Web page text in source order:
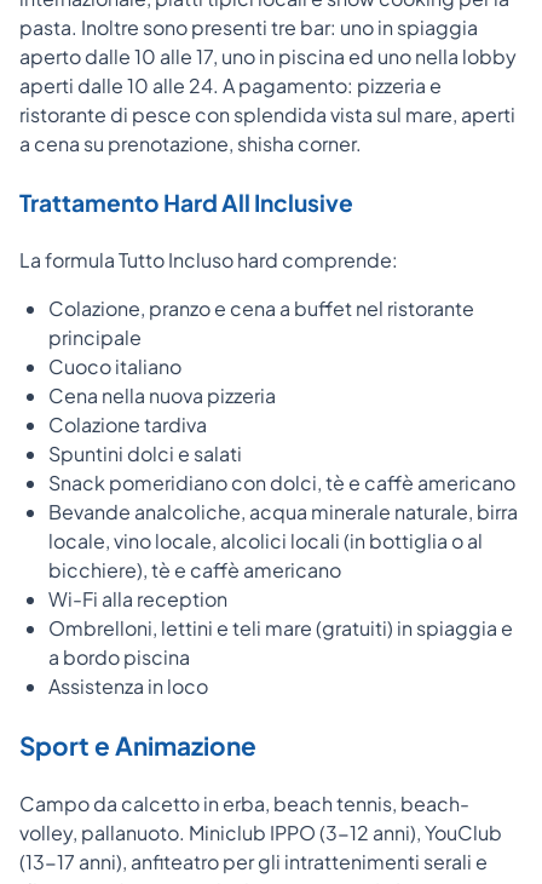
pasta. Inoltre sono presenti tre bar: uno in spiaggia
aperto dalle 10 alle 17, uno in piscina ed uno nella lobby
aperti dalle 10 alle 24. A pagamento: pizzeria e
ristorante di pesce con splendida vista sul mare, aperti
a cena su prenotazione, shisha corner.
Trattamento Hard All Inclusive
La formula Tutto Incluso hard comprende:
Colazione, pranzo e cena a buffet nel ristorante
principale
Cuoco italiano
Cena nella nuova pizzeria
Colazione tardiva
Spuntini dolci e salati
Snack pomeridiano con dolci, tè e caffè americano
Bevande analcoliche, acqua minerale naturale, birra
locale, vino locale, alcolici locali (in bottiglia o al
bicchiere), tè e caffè americano
Wi-Fi alla reception
Ombrelloni, lettini e teli mare (gratuiti) in spiaggia e
a bordo piscina
Assistenza in loco
Sport e Animazione
Campo da calcetto in erba, beach tennis, beach-
volley, pallanuoto. Miniclub IPPO (3-12 anni), YouClub
(13-17 anni), anfiteatro per gli intrattenimenti serali e